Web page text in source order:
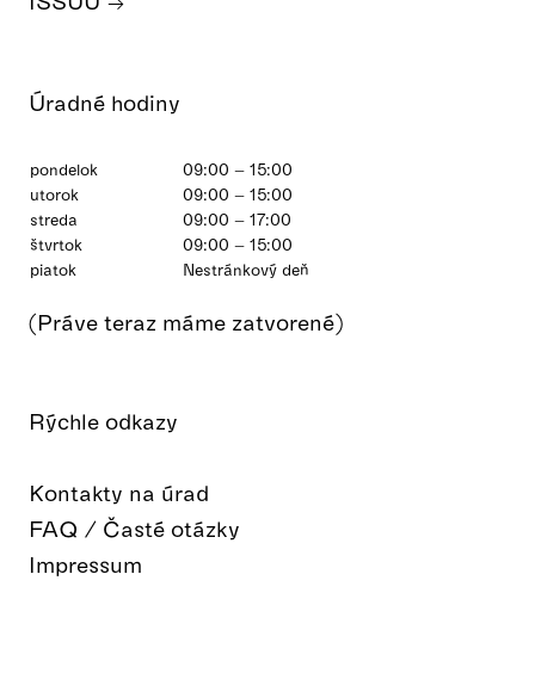
Rýchle odkazy
Kontakty na úrad
FAQ / Časté otázky
Impressum
Úradné hodiny
pondelok
09:00 – 15:00
utorok
09:00 – 15:00
streda
09:00 – 17:00
štvrtok
09:00 – 15:00
piatok
Nestránkový deň
(Práve teraz máme zatvorené)